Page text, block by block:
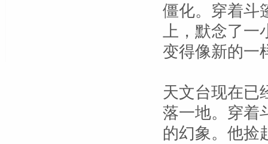
僵化。穿着斗
上，默念了一
变得像新的一
天文台现在已
落一地。穿着
的幻象。他捡